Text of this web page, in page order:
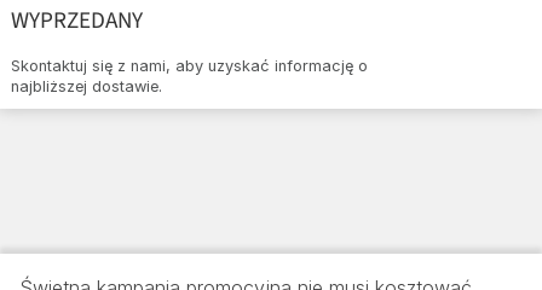
WYPRZEDANY
Skontaktuj się z nami, aby uzyskać informację o
najbliższej dostawie.